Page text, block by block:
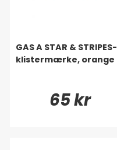
GAS A STAR & STRIPES-
klistermærke, orange
65 kr